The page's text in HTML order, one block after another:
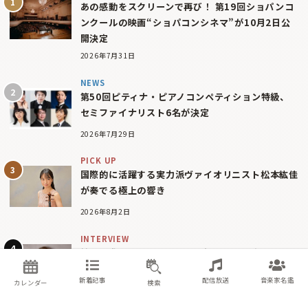
あの感動をスクリーンで再び！ 第19回ショパンコ
ンクールの映画“ショパコンシネマ”が10月2日公
開決定
2026年7月31日
NEWS
第50回ピティナ・ピアノコンペティション特級、
セミファイナリスト6名が決定
2026年7月29日
PICK UP
国際的に活躍する実力派ヴァイオリニスト松本紘佳
が奏でる極上の響き
2026年8月2日
INTERVIEW
神戸国際フルートコンクール優勝者、日本ツアーへ
の期待を語る
INTERVIEW ファビアン・ヨハネス・エッガー
カレンダー 新着記事 検索 配信放送 音楽家名鑑